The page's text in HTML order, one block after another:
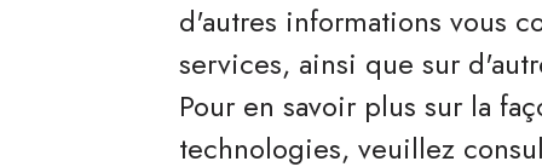
d'autres informations vous
services, ainsi que sur
Pour en savoir plus sur la
technologies, veuillez